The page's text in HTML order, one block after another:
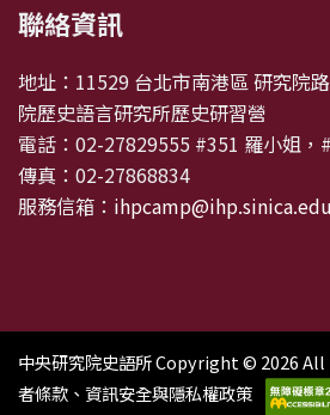
聯絡資訊
地址：11529 台北市南港區 研究院
院歷史語言研究所歷史研習營
電話：02-27829555 #351 羅小姐，
傳真：02-27868834
服務信箱：
中央研究院史語所 Copyright © 2026
者條款、資訊安全與隱私權政策